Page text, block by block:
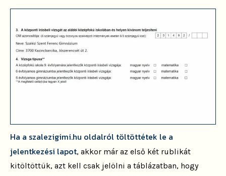
Ha a szalezigimi.hu oldalról töltöttétek le a
jelentkezési lapot, akkor már az első két rublikát
kitöltöttük, azt kell csak jelölni a táblázatban, hogy